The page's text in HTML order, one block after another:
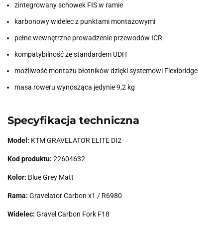
zintegrowany schowek FIS w ramie
karbonowy widelec z punktami montażowymi
pełne wewnętrzne prowadzenie przewodów ICR
kompatybilność ze standardem UDH
możliwość montażu błotników dzięki systemowi Flexibridge
masa roweru wynosząca jedynie 9,2 kg
Specyfikacja techniczna
Model: KTM GRAVELATOR ELITE DI2
Kod produktu: 22604632
Kolor: Blue Grey Matt
Rama: Gravelator Carbon x1 / R6980
Widelec: Gravel Carbon Fork F18